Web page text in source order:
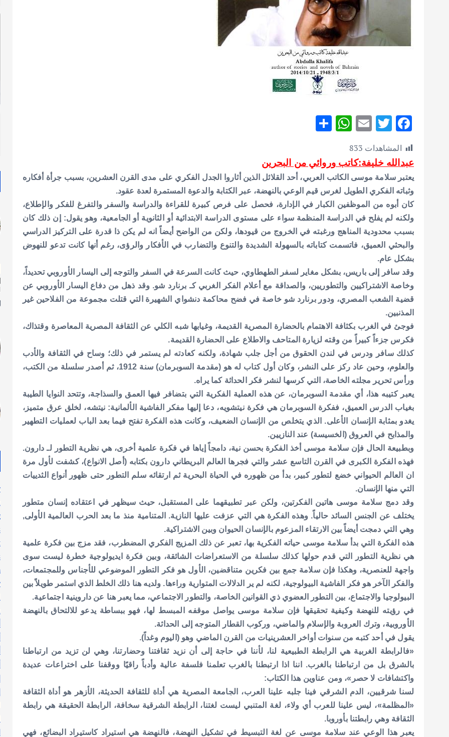
F
ac
e
b
o
o
k
T
w
it
te
r
E
ai
l
W
at
s
A
p
p
e
المشاهدات 833
عبدالله خليفة:كاتب وروائي من البحرين
يعتبر سلامة موسى الكاتب العربي، أحد القلائل الذين أثاروا الجدل الفكري على مدى القرن العشرين، بسبب جرأة أفكاره
وثباته الفكري الطويل لغرس قيم الوعي بالنهضة، عبر الكتابة والدعوة المستمرة لعدة عقود.
كان أبوه من الموظفين الكبار في الإدارة، فحصل على فرص كبيرة للقراءة والدراسة والسفر والتفرغ للفكر والإطلاع،
ولكنه لم يفلح في الدراسة المنظمة سواء على مستوى الدراسة الابتدائية أو الثانوية أو الجامعية، وهو يقول: إن ذلك كان
بسبب محدودية المناهج ورغبته في الخروج من قيودها، ولكن من الواضح أيضاً انه لم يكن ذا قدرة على التركيز الدراسي
والبحثي العميق، فاتسمت كتاباته بالسهولة الشديدة والتنوع والتضارب في الأفكار والرؤى، رغم أنها كانت تدعو للنهوض
بشكل عام.
وقد سافر إلى باريس، بشكل مغاير لسفر الطهطاوي، حيث كانت السرعة في السفر والتوجه إلى اليسار الأوروبي تحديداً،
وخاصة الاشتراكيين والتطوريين، والصداقة مع أعلام الفكر الغربي كـ برنارد شو. وقد ذهل من دفاع اليسار الأوروبي عن
قضية الشعب المصري، ودور برنارد شو خاصة في فضح محاكمة دنشواي الشهيرة التي قتلت مجموعة من الفلاحين غير
المذنبين.
فوجئ في الغرب بكثافة الاهتمام بالحضارة المصرية القديمة، وغيابها شبه الكلي عن الثقافة المصرية المعاصرة وقتذاك،
فكرس جزءاً كبيراً من وقته لزيارة المتاحف والاطلاع على الحضارة القديمة.
كذلك سافر ودرس في لندن الحقوق من أجل جلب شهادة، ولكنه كعادته لم يستمر في ذلك؛ وساح في الثقافة والأدب
والعلوم، وحين عاد ركز على النشر، وكان أول كتاب له هو (مقدمة السوبرمان) سنة 1912، ثم أصدر سلسلة من الكتب،
ورأس تحرير مجلته الخاصة، التي كرسها لنشر فكر الحداثة كما يراه.
يعبر كتيبه هذا، أي مقدمة السوبرمان، عن هذه العملية الفكرية التي بتضافر فيها العمق والسذاجة، وتتحد النوايا الطيبة
بغياب الدرس العميق، ففكرة السوبرمان هي فكرة نيتشويه، دعا إليها مفكر الفاشية الألمانية: نيتشه، لخلق عرق متميز،
يغدو بمثابة الإنسان الأعلى. الذي يتخلص من الإنسان الضعيف، وكانت هذه الفكرة تفتح فيما بعد الباب لعمليات التطهير
والمذابح في العروق (الخسيسة) عند النازيين.
وبطبيعة الحال فإن سلامة موسى أخذ الفكرة بحسن نية، دامجاً إياها في فكرة علمية أخرى، هي نظرية التطور لـ دارون.
فهذه الفكرة الكبرى في القرن التاسع عشر والتي فجرها العالم البريطاني دارون بكتابه (أصل الانواع)، كشفت لأول مرة
ان العالم الحيواني خضع لتطور كبير، بدأ من ظهوره في الحياة البحرية ثم ارتقائه سلم التطور حتى ظهور أنواع الثدييات
التي منها الإنسان.
وقد دمج سلامة موسى هاتين الفكرتين، ولكن عبر تطبيقهما على المستقبل، حيث سيظهر في اعتقاده إنسان متطور
يختلف عن الجنس السائد حالياً. وهذه الفكرة هي التي عزفت عليها النازية. المتنامية منذ ما بعد الحرب العالمية الأولى,
وهي التي دمجت أيضاً بين الارتقاء المزعوم بالإنسان الحيوان وبين الاشتراكية.
هذه الفكرة التي بدأ سلامة موسى حياته الفكرية بها، تعبر عن ذلك المزيج الفكري المضطرب، فقد مزج بين فكرة علمية
هي نظرية التطور التي قدم حولها كذلك سلسلة من الاستعراضات الشائقة، وبين فكرة ايديولوجية خطرة ليست سوى
واجهة للعنصرية، وهكذا فإن سلامة جمع بين فكرين متناقضين، الأول هو فكر التطور الموضوعي للأجناس وللمجتمعات،
والفكر الآخر هو فكر الفاشية البيولوجية، لكنه لم ير الدلالات المتوارية وراءها. ولديه هنا ذلك الخلط الذي استمر طويلاً بين
البيولوجيا والاجتماع، بين التطور العضوي ذي القوانين الخاصة، والتطور الاجتماعي، مما يعبر هنا عن داروينية اجتماعية.
في رؤيته للنهضة وكيفية تحقيقها فإن سلامة موسى يواصل موقفه المبسط لها، فهو ببساطة يدعو للالتحاق بالنهضة
الأوروبية، وترك العروبة والإسلام والماضي، وركوب القطار المتوجه إلى الحداثة.
يقول في أحد كتبه من سنوات أواخر العشرينيات من القرن الماضي وهو (اليوم وغداً).
«فالرابطة الغربية هي الرابطة الطبيعية لنا، لأننا في حاجة إلى أن نزيد ثقافتنا وحضارتنا، وهي لن تزيد من ارتباطنا
بالشرق بل من ارتباطنا بالغرب. اننا اذا ارتبطنا بالغرب تعلمنا فلسفة عالية وأدباً راقيًا ووقفنا على اختراعات عديدة
واكتشافات لا حصر»، ومن عناوين هذا الكتاب:
لسنا شرقيين، الدم الشرقي فينا جلبه علينا العرب، الجامعة المصرية هي أداة للثقافة الحديثة، الأزهر هو أداة الثقافة
«المظلمة»، ليس علينا للعرب أي ولاء، لغة المتنبي ليست لغتنا، الرابطة الشرقية سخافة، الرابطة الحقيقة هي رابطة
الثقافة وهي رابطتنا بأوروبا.
يعبر هذا الوعي عند سلامة موسى عن لغة التبسيط في تشكيل النهضة، فالنهضة هي استيراد كاستيراد البضائع، فهي